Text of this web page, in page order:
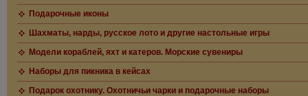
Подарочные иконы
Шахматы, нарды, русское лото и другие настольные игры
Модели кораблей, яхт и катеров. Морские сувениры
Наборы для пикника в кейсах
Подарок охотнику. Охотничьи чарки и подарочные наборы